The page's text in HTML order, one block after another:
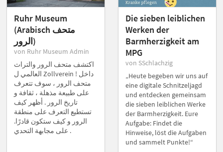
Ruhr Museum
(Arabisch متحف
الرور)
von Ruhr Museum Admin
اكتشف متحف الرور والتراث
العالمي ل Zollverein ! داخل
متحف الرور ، سوف تتعرف
على طبيعة مذهلة ، ثقافة و
تاريخ الرور . أظهر كيف
تستطيع التعرف على منطقة
الرور و كيف ستكون قادرًا.
على مجابهة التحدي .
Die sieben leiblichen
Werken der
Barmherzigkeit am
MPG
von SSchlachzig
„Heute begeben wir uns auf
eine digitale Schnitzeljagd
und entdecken gemeinsam
die sieben leiblichen Werke
der Barmherzigkeit. Eure
Aufgabe: Findet die
Hinweise, löst die Aufgaben
und sammelt Punkte!“